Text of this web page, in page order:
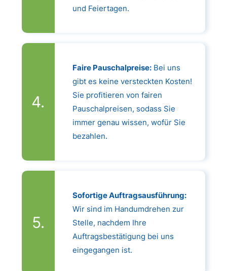
und Feiertagen.
Faire Pauschalpreise:Bei uns
gibt es keine versteckten Kosten!
Sie profitieren von fairen
Pauschalpreisen, sodass Sie
immer genau wissen, wofür Sie
bezahlen.
Sofortige Auftragsausführung:
Wir sind im Handumdrehen zur
Stelle, nachdem Ihre
Auftragsbestätigung bei uns
eingegangen ist.